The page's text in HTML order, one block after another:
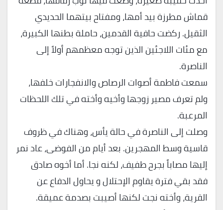
قماش مطرزة بيد أمها، ومفتاح بيتهما الحديدي
الثقيل. ركضت حافية القدمين، حاملة بطنها الكبيرة،
مع مئات اللاجئين الذين توجه معظمهم أولاً إلى
الناصرة.
سمعت فاطمة أصوات الرصاص والانفجارات خلفها،
ولم تعرف مصير زوجها وأخيه وأخته في تلك اللحظات
المرعبة.
وصلت إلى الناصرة في حالة يأس، وهناك في ظروف
قاسية وسط المهجرين. بعد أيام من الفوضى، عاد نمر
إليها مصاباً بجرح طفيف، لكنه نجا. أما أخوه صادق
فقد بقي فترة يقاوم الإحتلال و يحاول الدفاع عن
القرية، وأخته نجت لكنها أصيبت بصدمة عميقة.